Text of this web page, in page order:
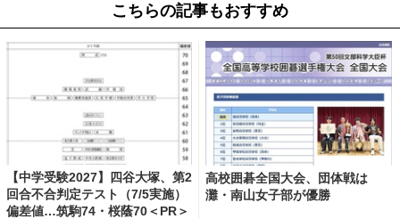
こちらの記事もおすすめ
【中学受験2027】四谷大塚、第2
回合不合判定テスト（7/5実施）
偏差値…筑駒74・桜蔭70＜PR＞
高校囲碁全国大会、団体戦は
灘・南山女子部が優勝